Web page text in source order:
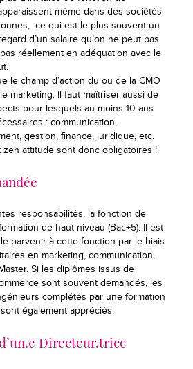
même dans des sociétés
ce qui est le plus souvent un
d’un salaire qu’on ne peut pas
réellement en adéquation avec le
le champ d’action du ou de la CMO
marketing. Il faut maîtriser aussi de
pour lesquels au moins 10 ans
: communication,
gestion, finance, juridique, etc.
zen attitude sont donc obligatoires !
responsabilités, la fonction de
de haut niveau (Bac+5). Il est
parvenir à cette fonction par le biais
en marketing, communication,
Si les diplômes issus de
sont souvent demandés, les
complétés par une formation
également appréciés.
Directeur.trice